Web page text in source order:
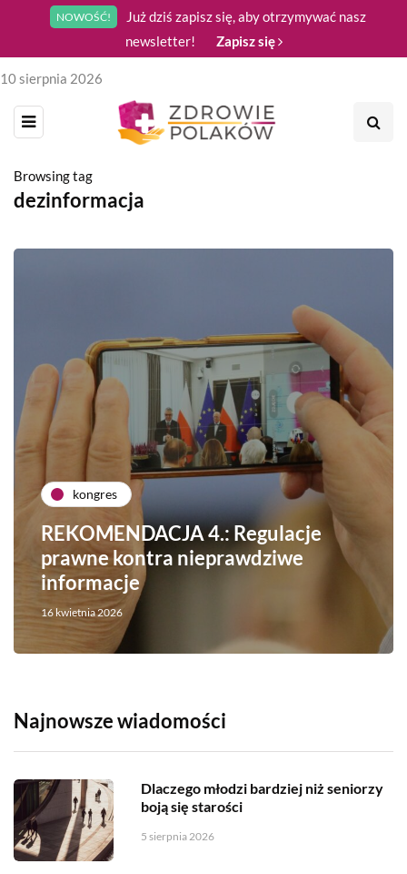
NOWOŚĆ!
Już dziś zapisz się, aby otrzymywać nasz
newsletter!
Zapisz się
10 sierpnia 2026
Browsing tag
dezinformacja
kongres
REKOMENDACJA 4.: Regulacje
prawne kontra nieprawdziwe
informacje
16 kwietnia 2026
Najnowsze wiadomości
Dlaczego młodzi bardziej niż seniorzy
boją się starości
5 sierpnia 2026